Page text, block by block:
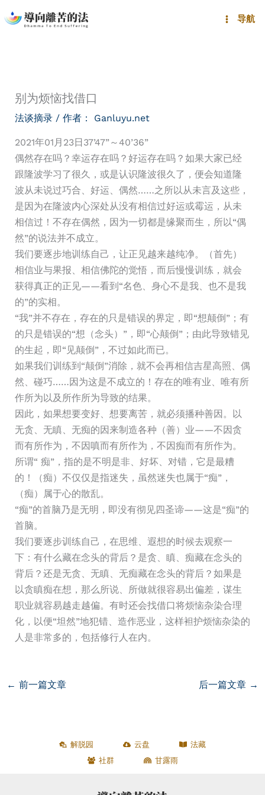
至
导航
别为烦恼找借口
法谈摘录/ 作者： Ganluyu.net
2021年01月23日37’47”～40’36”
偶然存在吗？幸运存在吗？好运存在吗？如果大家已经
跟隆波学习了很久，或是认识隆波很久了，便会知道隆
波从未说过巧合、好运、偶然……之所以从未言及这些，
是因为在隆波内心深处从没有相信过好运或霉运，从未
相信过！不存在偶然，因为一切都是缘聚而生，所以“偶
然”的说法并不成立。
我们要逐步地训练自己，让正见越来越纯净。（首先）
相信业与果报、相信佛陀的觉悟，而后慢慢训练，就会
获得真正的正见——看到“名色、身心不是我、也不是我
的”的实相。
“我”并不存在，存在的只是错误的界定，即“想颠倒”；有
的只是错误的“想（念头）”，即“心颠倒”；由此导致错见
的生起，即“见颠倒”，不过如此而已。
如果我们训练到“颠倒”消除，就不会再相信吉星高照、偶
然、碰巧……因为这是不成立的！存在的唯有业、唯有所
作所为以及所作所为导致的结果。
因此，如果想要变好、想要离苦，就必须播种善因。以
无贪、无瞋、无痴的因来制造各种（善）业——不因贪
而有所作为，不因嗔而有所作为，不因痴而有所作为。
所谓“ 痴”，指的是不明是非、好坏、对错，它是最糟
的！（痴）不仅仅是指迷失，虽然迷失也属于“痴”，
（痴）属于心的散乱。
“痴”的首脑乃是无明，即没有彻见四圣谛——这是“痴”的
首脑。
我们要逐步训练自己，在思维、遐想的时候去观察一
下：有什么藏在念头的背后？是贪、瞋、痴藏在念头的
背后？还是无贪、无瞋、无痴藏在念头的背后？如果是
以贪瞋痴在想，那么所说、所做就很容易出偏差，谋生
职业就容易越走越偏。有时还会找借口将烦恼杂染合理
化，以便“坦然”地犯错、造作恶业，这样袒护烦恼杂染的
人是非常多的，包括修行人在内。
← 前一篇文章 后一篇文章 →
解脱园 云盘
法藏
社群
甘露雨